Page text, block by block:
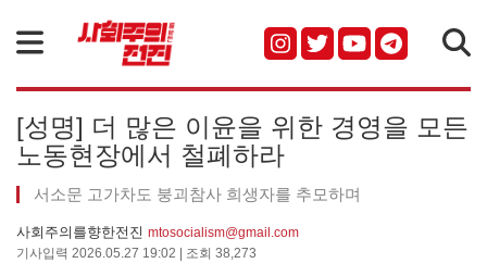
[성명] 더 많은 이윤을 위한 경영을 모든
노동현장에서 철폐하라
서소문 고가차도 붕괴참사 희생자를 추모하며
사회주의를향한전진 mtosocialism@gmail.com
기사입력 2026.05.27 19:02 | 조회 38,273